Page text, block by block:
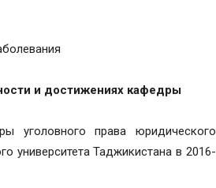
и достижениях кафедры
уголовного права юридического
университета Таджикистана в 2016-